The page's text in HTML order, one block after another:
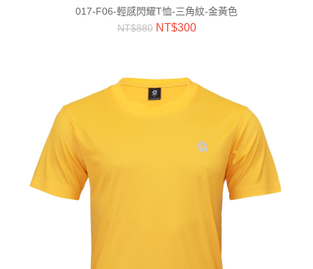
017-F06-輕感閃耀T恤-三角紋-金黃色
NT$880 NT$300